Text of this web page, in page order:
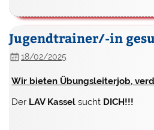
Jugendtrainer/-in
18/02/2025
Wir bieten Übungsleiterjob,
Der LAV Kassel sucht DICH!!!